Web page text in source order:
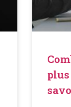
plus